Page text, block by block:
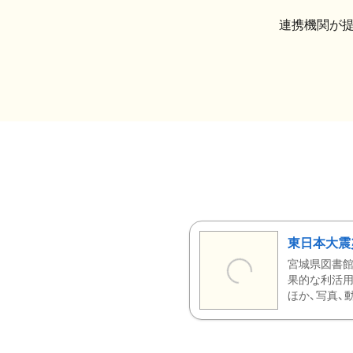
連携機関が
東日本大
宮城県図書
果的な利活
ほか、写真、